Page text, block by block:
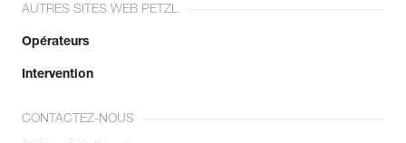
AUTRES SITES WEB PETZL
Opérateurs
Intervention
CONTACTEZ-NOUS